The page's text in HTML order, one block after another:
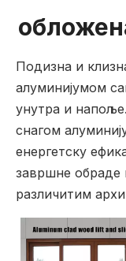
Подизна и
алуминијумом
унутра и
снагом
енергетску
завршне обраде
различитим